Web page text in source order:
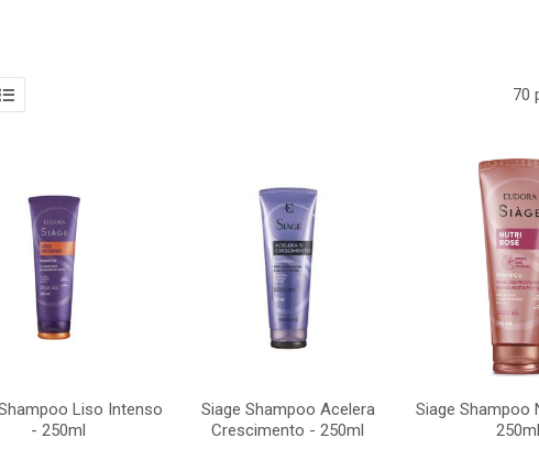
70
Liso Intenso
- 250ml
Siage Shampoo Acelera
Crescimento - 250ml
Siage Shampoo
250ml